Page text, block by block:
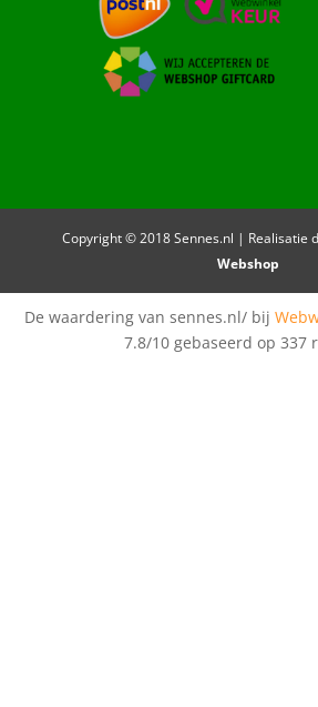
Copyright © 2018 Sennes.nl | Realisatie
Webshop
De waardering van sennes.nl/ bij
7.8/10 gebaseerd op 337